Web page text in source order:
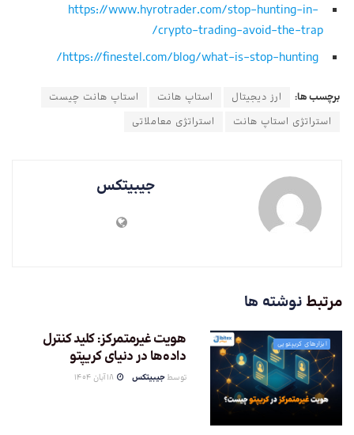
https://www.hyrotrader.com/stop-hunting-in-
crypto-trading-avoid-the-trap/
https://finestel.com/blog/what-is-stop-hunting/
برچسب ها: ارز دیجیتال استاپ هانت
استاپ هانت چیست
استراتژی استاپ هانت
استراتژی معاملاتی
جیبیتکس
مرتبط نوشته ها
ابزارهای کریپتویی
هویت غیرمتمرکز: کلید کنترل
داده‌ها در دنیای کریپتو
توسط جیبیتکس